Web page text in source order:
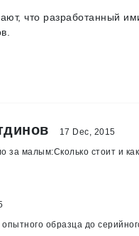
что разработанный
17 Dec, 2015
за малым:Сколько стоит и
образца до